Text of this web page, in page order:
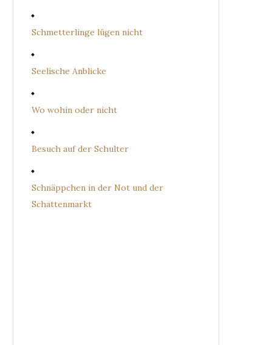
Schmetterlinge lügen nicht
Seelische Anblicke
Wo wohin oder nicht
Besuch auf der Schulter
Schnäppchen in der Not und der
Schattenmarkt